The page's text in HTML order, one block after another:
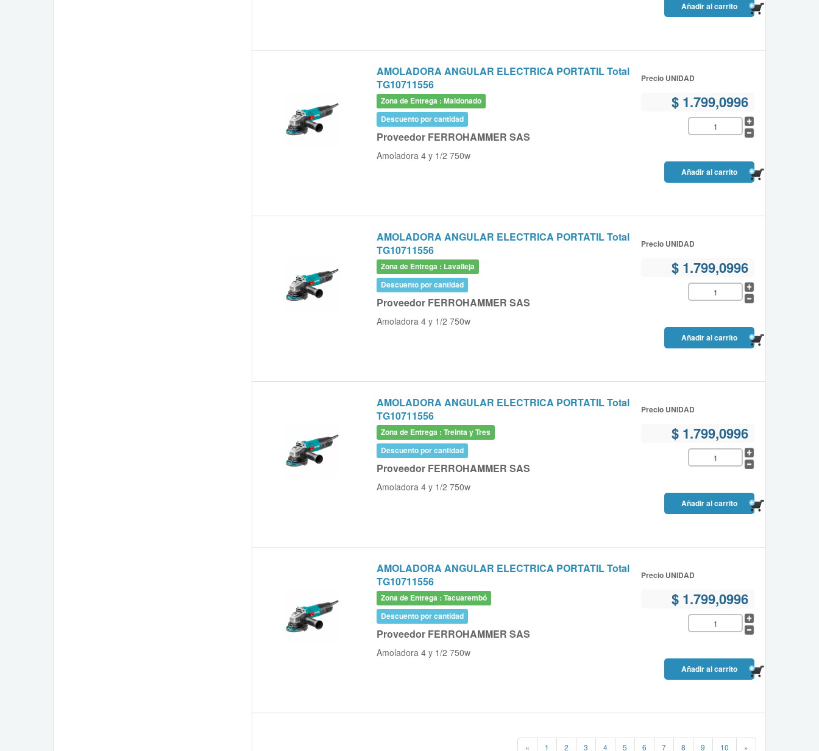
AMOLADORA ANGULAR ELECTRICA PORTATIL Total
TG10711556
Zona de Entrega : Maldonado
Descuento por cantidad
Proveedor FERROHAMMER SAS
Amoladora 4 y 1/2 750w
Precio UNIDAD
$ 1.799,0996
AMOLADORA ANGULAR ELECTRICA PORTATIL Total
TG10711556
Zona de Entrega : Lavalleja
Descuento por cantidad
Proveedor FERROHAMMER SAS
Amoladora 4 y 1/2 750w
Precio UNIDAD
$ 1.799,0996
AMOLADORA ANGULAR ELECTRICA PORTATIL Total
TG10711556
Zona de Entrega : Treinta y Tres
Descuento por cantidad
Proveedor FERROHAMMER SAS
Amoladora 4 y 1/2 750w
Precio UNIDAD
$ 1.799,0996
AMOLADORA ANGULAR ELECTRICA PORTATIL Total
TG10711556
Zona de Entrega : Tacuarembó
Descuento por cantidad
Proveedor FERROHAMMER SAS
Amoladora 4 y 1/2 750w
Precio UNIDAD
$ 1.799,0996
« 1 2 3 4 5 6 7 8 9 10 »